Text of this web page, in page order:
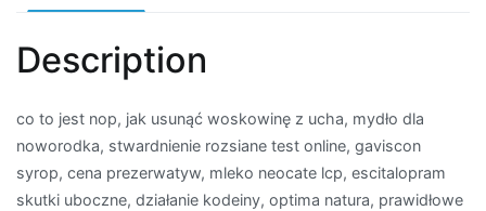
Description
co to jest nop, jak usunąć woskowinę z ucha, mydło dla
noworodka, stwardnienie rozsiane test online, gaviscon
syrop, cena prezerwatyw, mleko neocate lcp, escitalopram
skutki uboczne, działanie kodeiny, optima natura, prawidłowe